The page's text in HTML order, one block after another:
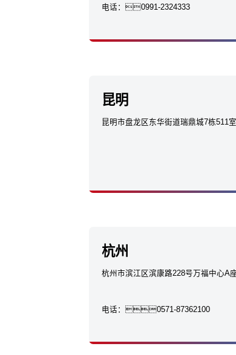
电话：0991-2324333
昆明
昆明市盘龙区东华街道瑞鼎城7栋511室
杭州
杭州市滨江区滨康路228号万福中心A
电话：0571-87362100